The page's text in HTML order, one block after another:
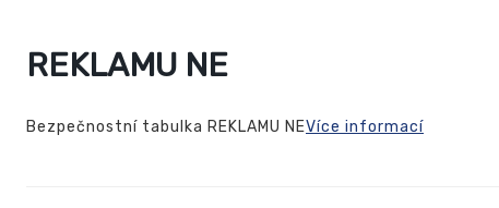
REKLAMU NE
Bezpečnostní tabulka REKLAMU NEVíce informací